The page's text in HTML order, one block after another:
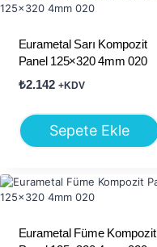
Eurametal Sarı Kompozit
Panel 125×320 4mm 020
₺2.142 +KDV
Sepete Ekle
Eurametal Füme Kompozit